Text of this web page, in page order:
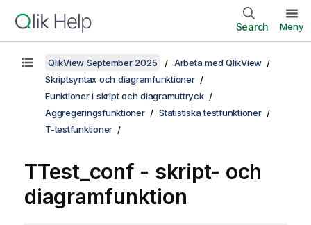
Search Meny
QlikView September 2025
Arbeta med QlikView
Skriptsyntax och diagramfunktioner
Funktioner i skript och diagramuttryck
Aggregeringsfunktioner
Statistiska testfunktioner
T-testfunktioner
TTest_conf - skript- och
diagramfunktion